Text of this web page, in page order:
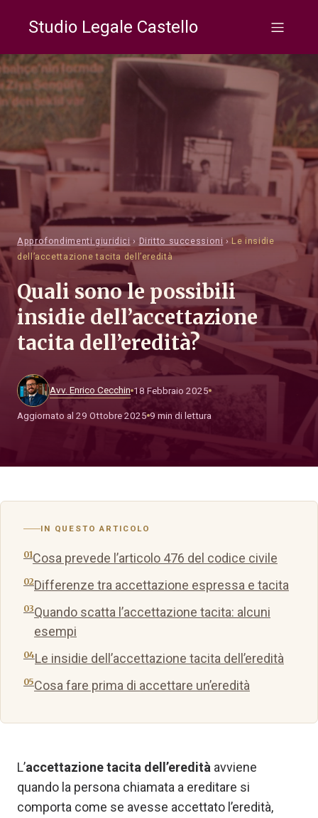
Studio Legale Castello
Approfondimenti giuridici › Diritto successioni › Le insidie
dell’accettazione tacita dell’eredità
Quali sono le possibili
insidie dell’accettazione
tacita dell’eredità?
Avv. Enrico Cecchin 18 Febbraio 2025
Aggiornato al 29 Ottobre 2025 9 min di lettura
IN QUESTO ARTICOLO
Cosa prevede l’articolo 476 del codice civile
Differenze tra accettazione espressa e tacita
Quando scatta l’accettazione tacita: alcuni
esempi
Le insidie dell’accettazione tacita dell’eredità
Cosa fare prima di accettare un’eredità
L’accettazione tacita dell’eredità avviene
quando la persona chiamata a ereditare si
comporta come se avesse accettato l’eredità,